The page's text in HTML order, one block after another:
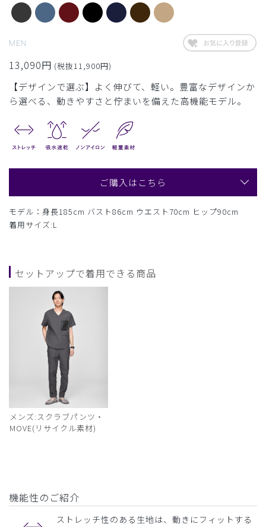
MEN
13,090円 (税抜11,900円)
【デザインで選ぶ】よく伸びて、軽い。豊富なデザインか
ら選べる、動きやすさと佇まいを備えた高機能モデル。
ご購入はこちら
モデル：身長185cm バスト86cm ウエスト70cm ヒップ90cm
着用サイズ:L
セットアップで着用できる商品
メンズ:スクラブパンツ・
MOVE(リサイクル素材)
機能性のご紹介
ストレッチ性のある生地は、動きにフィットする